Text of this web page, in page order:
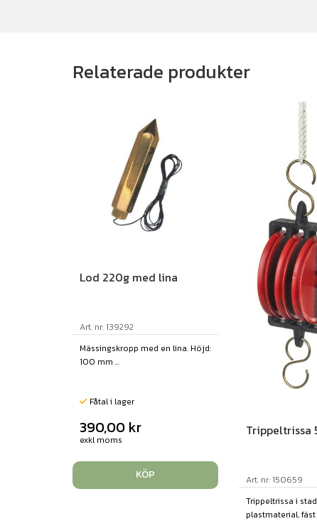
Relaterade produkter
Lod 220g med lina
Art. nr: 139292
Mässingskropp med en lina. Höjd:
100 mm ...
Fåtal i lager
390,00 kr
exkl moms
KÖP
Trippeltrissa
Art. nr: 150659
Trippeltrissa i
plastmaterial, fäst